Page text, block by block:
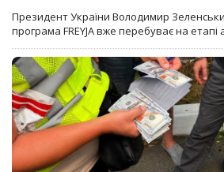
Президент України Володимир
програма FREYJA вже перебуває на етапі